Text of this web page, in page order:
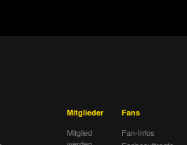
Mitglieder
Mitglied
Fans
Fan-Infos